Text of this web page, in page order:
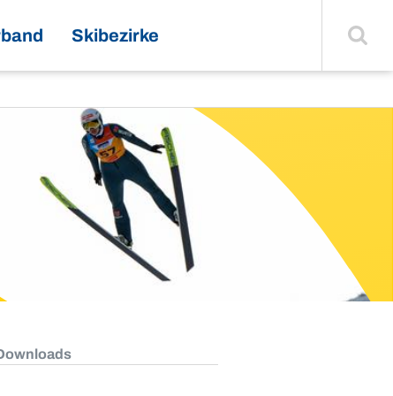
Skibezirke